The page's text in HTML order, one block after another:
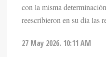
reescribieron en su día las